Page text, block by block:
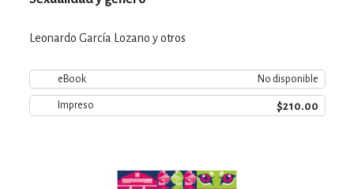
Leonardo García Lozano y otros
eBook No disponible
Impreso $210.00